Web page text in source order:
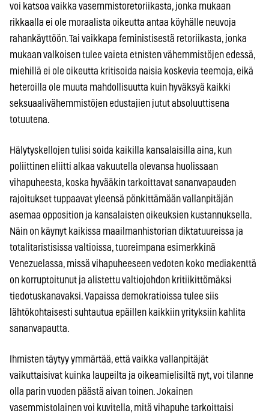
voi katsoa vaikka vasemmistoretoriikasta, jonka mukaan
rikkaalla ei ole moraalista oikeutta antaa köyhälle neuvoja
rahankäyttöön. Tai vaikkapa feministisestä retoriikasta, jonka
mukaan valkoisen tulee vaieta etnisten vähemmistöjen edessä,
miehillä ei ole oikeutta kritisoida naisia koskevia teemoja, eikä
heteroilla ole muuta mahdollisuutta kuin hyväksyä kaikki
seksuaalivähemmistöjen edustajien jutut absoluuttisena
totuutena.
Hälytyskellojen tulisi soida kaikilla kansalaisilla aina, kun
poliittinen eliitti alkaa vakuutella olevansa huolissaan
vihapuheesta, koska hyvääkin tarkoittavat sananvapauden
rajoitukset tuppaavat yleensä pönkittämään vallanpitäjän
asemaa opposition ja kansalaisten oikeuksien kustannuksella.
Näin on käynyt kaikissa maailmanhistorian diktatuureissa ja
totalitaristisissa valtioissa, tuoreimpana esimerkkinä
Venezuelassa, missä vihapuheeseen vedoten koko mediakenttä
on korruptoitunut ja alistettu valtiojohdon kritiikittömäksi
tiedotuskanavaksi. Vapaissa demokratioissa tulee siis
lähtökohtaisesti suhtautua epäillen kaikkiin yrityksiin kahlita
sananvapautta.
Ihmisten täytyy ymmärtää, että vaikka vallanpitäjät
vaikuttaisivat kuinka laupeilta ja oikeamielisiltä nyt, voi tilanne
olla parin vuoden päästä aivan toinen. Jokainen
vasemmistolainen voi kuvitella, mitä vihapuhe tarkoittaisi